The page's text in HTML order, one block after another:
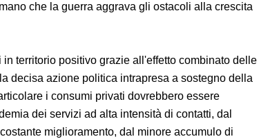
che la guerra aggrava gli ostacoli alla crescita
in territorio positivo grazie all'effetto combinato delle
decisa azione politica intrapresa a sostegno della
i consumi privati dovrebbero essere
dei servizi ad alta intensità di contatti, dal
miglioramento, dal minore accumulo di